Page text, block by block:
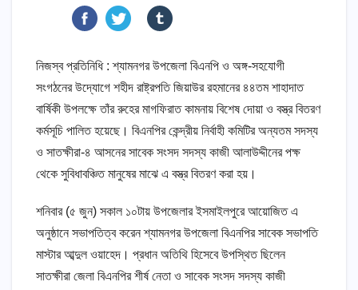
নিজস্ব প্রতিনিধি : শ্যামনগর উপজেলা বিএনপি ও অঙ্গ-সহযোগী
সংগঠনের উদ্যোগে শহীদ রাষ্ট্রপতি জিয়াউর রহমানের ৪৪তম শাহাদাত
বার্ষিকী উপলক্ষে তাঁর রুহের মাগফিরাত কামনায় বিশেষ দোয়া ও বস্ত্র বিতরণ
কর্মসূচি পালিত হয়েছে। বিএনপির কেন্দ্রীয় নির্বাহী কমিটির অন্যতম সদস্য
ও সাতক্ষীরা-৪ আসনের সাবেক সংসদ সদস্য কাজী আলাউদ্দীনের পক্ষ
থেকে সুবিধাবঞ্চিত মানুষের মাঝে এ বস্ত্র বিতরণ করা হয়।
শনিবার (৫ জুন) সকাল ১০টায় উপজেলার ইসমাইলপুরে আয়োজিত এ
অনুষ্ঠানে সভাপতিত্ব করেন শ্যামনগর উপজেলা বিএনপির সাবেক সভাপতি
মাস্টার আব্দুল ওয়াহেদ। প্রধান অতিথি হিসেবে উপস্থিত ছিলেন
সাতক্ষীরা জেলা বিএনপির শীর্ষ নেতা ও সাবেক সংসদ সদস্য কাজী